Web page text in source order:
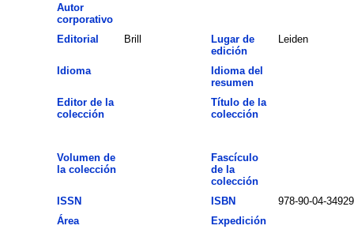
Autor
corporativo
Editorial
Brill
Lugar de
edición
Leiden
Idioma
Idioma del
resumen
Editor de la
colección
Título de la
colección
Volumen de
la colección
Fascículo
de la
colección
ISSN
ISBN
978-90-04-
Área
Expedición